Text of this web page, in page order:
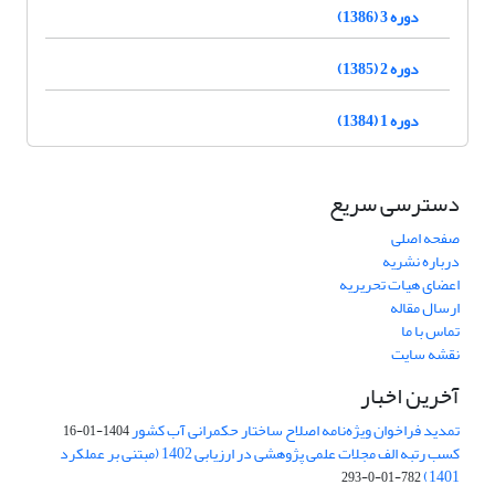
دوره 3 (1386)
دوره 2 (1385)
دوره 1 (1384)
دسترسی سریع
صفحه اصلی
درباره نشریه
اعضای هیات تحریریه
ارسال مقاله
تماس با ما
نقشه سایت
آخرین اخبار
تمدید فراخوان ویژه‌نامه اصلاح ساختار حکمرانی آب کشور1404-01-16
کسب رتبه الف مجلات علمی پژوهشی در ارزیابی 1402 (مبتنی بر عملکرد
1401)
782-01-0-293